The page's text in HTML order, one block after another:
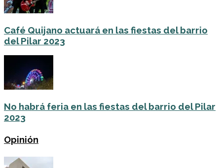
Café Quijano actuará en las fiestas del barrio
del Pilar 2023
No habrá feria en las fiestas del barrio del Pilar
2023
Opinión